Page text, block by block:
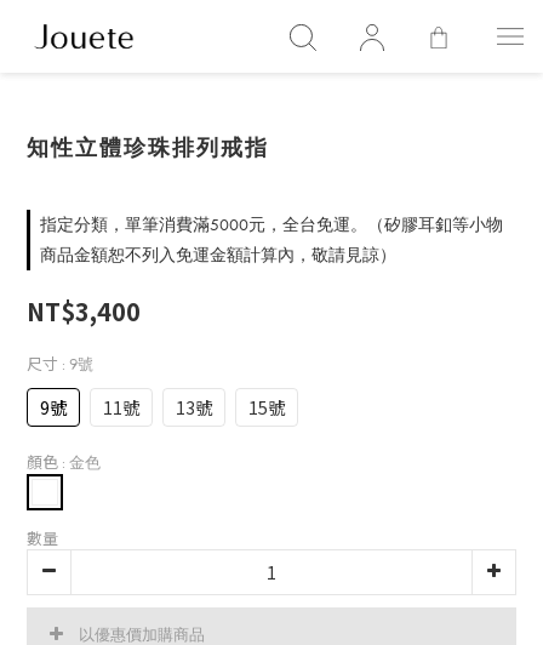
知性立體珍珠排列戒指
指定分類，單筆消費滿5000元，全台免運。（矽膠耳釦等小物
商品金額恕不列入免運金額計算內，敬請見諒）
NT$3,400
尺寸 : 9號
9號 11號 13號 15號
顏色 : 金色
數量
以優惠價加購商品